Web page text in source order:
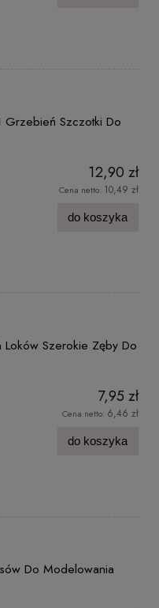
Grzebień Szczotki Do
12,90 zł
Cena netto: 10,49 zł
do koszyka
Szerokie Zęby Do
7,95 zł
Cena netto: 6,46 zł
do koszyka
Do Modelowania